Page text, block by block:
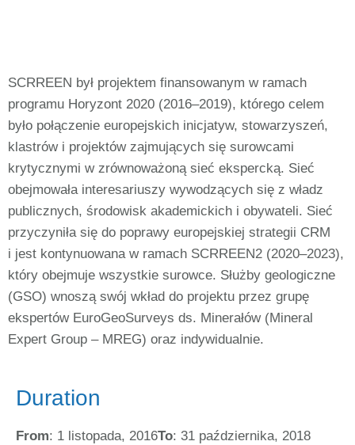
SCRREEN był projektem finansowanym w ramach
programu Horyzont 2020 (2016–2019), którego celem
było połączenie europejskich inicjatyw, stowarzyszeń,
klastrów i projektów zajmujących się surowcami
krytycznymi w zrównoważoną sieć ekspercką. Sieć
obejmowała interesariuszy wywodzących się z władz
publicznych, środowisk akademickich i obywateli. Sieć
przyczyniła się do poprawy europejskiej strategii CRM
i jest kontynuowana w ramach SCRREEN2 (2020–2023),
który obejmuje wszystkie surowce. Służby geologiczne
(GSO) wnoszą swój wkład do projektu przez grupę
ekspertów EuroGeoSurveys ds. Minerałów (Mineral
Expert Group – MREG) oraz indywidualnie.
Duration
From: 1 listopada, 2016To: 31 października, 2018